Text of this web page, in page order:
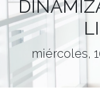
miércoles,